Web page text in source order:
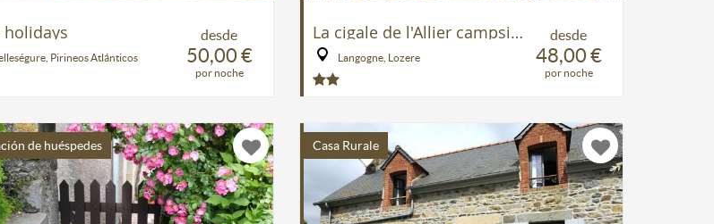
desde
50,00 €
por noche
holidays
Pirineos Atlánticos
desde
48,00 €
por noche
La cigale de l'Allier campsite
Langogne, Lozere
de huéspedes Casa Rurale